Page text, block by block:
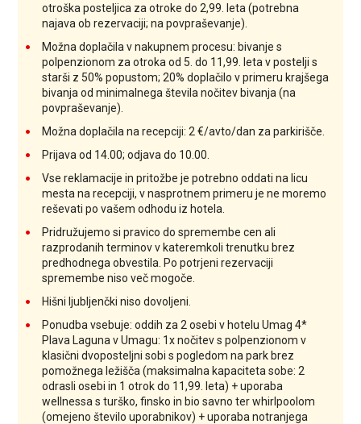
otroška posteljica za otroke do 2,99. leta (potrebna
najava ob rezervaciji; na povpraševanje).
Možna doplačila v nakupnem procesu: bivanje s
polpenzionom za otroka od 5. do 11,99. leta v postelji s
starši z 50% popustom; 20% doplačilo v primeru krajšega
bivanja od minimalnega števila nočitev bivanja (na
povpraševanje).
Možna doplačila na recepciji: 2 €/avto/dan za parkirišče.
Prijava od 14.00; odjava do 10.00.
Vse reklamacije in pritožbe je potrebno oddati na licu
mesta na recepciji, v nasprotnem primeru je ne moremo
reševati po vašem odhodu iz hotela.
Pridružujemo si pravico do spremembe cen ali
razprodanih terminov v kateremkoli trenutku brez
predhodnega obvestila. Po potrjeni rezervaciji
spremembe niso več mogoče.
Hišni ljubljenčki niso dovoljeni.
Ponudba vsebuje: oddih za 2 osebi v hotelu Umag 4*
Plava Laguna v Umagu: 1x nočitev s polpenzionom v
klasični dvoposteljni sobi s pogledom na park brez
pomožnega ležišča (maksimalna kapaciteta sobe: 2
odrasli osebi in 1 otrok do 11,99. leta) + uporaba
wellnessa s turško, finsko in bio savno ter whirlpoolom
(omejeno število uporabnikov) + uporaba notranjega